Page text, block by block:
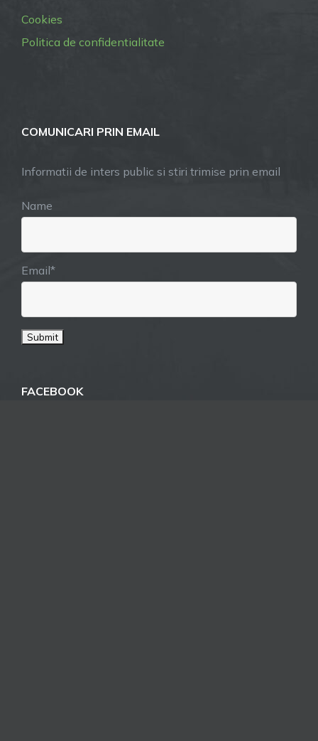
Cookies
Politica de confidentialitate
COMUNICARI PRIN EMAIL
Informatii de inters public si stiri trimise prin email
Name
Email*
FACEBOOK